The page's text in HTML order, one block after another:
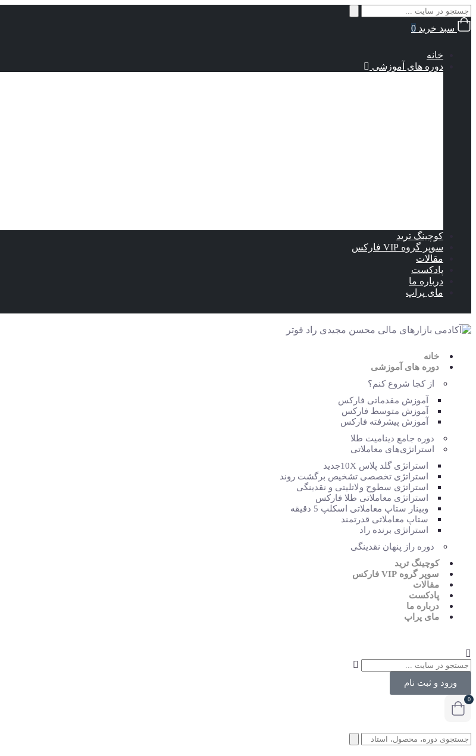
سبد خرید 0
خانه
دوره های آموزشی
کوچینگ ترید
سوپر گروه VIP فارکس
مقالات
پادکست
درباره ما
مای پراپ
خانه
دوره های آموزشی
از کجا شروع کنم؟
آموزش مقدماتی فارکس
آموزش متوسط فارکس
آموزش پیشرفته فارکس
دوره جامع دینامیت طلا
استراتژی‌‎های معاملاتی
استراتژی گلد پلاس 10X
جدید
استراتژی تخصصی تشخیص برگشت روند
استراتژی سطوح ولاتلیتی و نقدینگی
استراتژی معاملاتی طلا فارکس
وبینار ستاپ معاملاتی اسکلپ 5 دقیقه
ستاپ معاملاتی قدرتمند
استراتژی برنده راد
دوره راز پنهان نقدینگی
کوچینگ ترید
سوپر گروه VIP فارکس
مقالات
پادکست
درباره ما
مای پراپ
ورود و ثبت نام
0